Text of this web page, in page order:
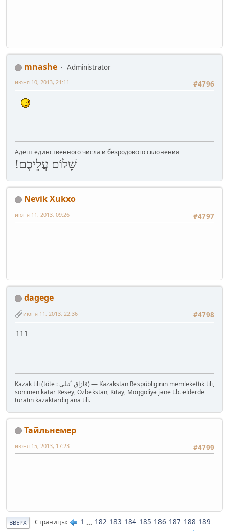
mnashe
Administrator
#4796
июня 10, 2013, 21:11
Адепт единственного числа и безродового склонения
שָׁלוֹם עֲלֵיכֶם!
Nevik Xukxo
#4797
июня 11, 2013, 09:26
dagege
#4798
июня 11, 2013, 22:36
111
Kazak tili (töte : قازاق ٴتىلى‎) — Kazakstan Respübliginın memlekettik tili,
sonımen katar Resey, Özbekstan, Kıtay, Moŋgoliyə jəne t.b. elderde
turatın kazaktardıŋ ana tili.
Тайльнемер
#4799
июня 15, 2013, 17:23
ВВЕРХ Страницы 1 ... 182 183 184 185 186 187 188 189